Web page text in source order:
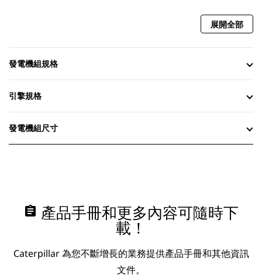
展開全部
發電機組規格
引擎規格
發電機組尺寸
assignment 產品手冊和更多內容可隨時下
載！
Caterpillar 為您不斷增長的業務提供產品手冊和其他資訊
文件。